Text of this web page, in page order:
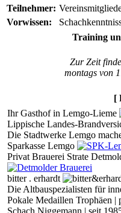
Teilnehmer:
Vorwissen:
Training
Zur Zeit
montags von
[
Ihr Gasthof in Lemgo-Lieme
Lippische Landes-
Die Stadtwerke Lemgo
Sparkasse Lemgo
Privat Brauerei Strate
bitter . erhardt
Die Altbauspezialisten für
Pokale Medaillen Trophäen |
Schach Niggemann | seit